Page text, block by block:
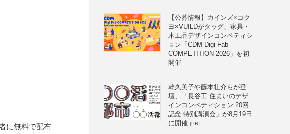
に無料で配布
【公募情報】カインズ×コク
ヨ×VUILDがタッグ、家具・
木工品デザインコンペティシ
ョン「CDM Digi Fab
COMPETITION 2026」を初
開催
乾久美子や藤本壮介らが登
壇、「長谷工 住まいのデザ
インコンペティション 20回
記念 特別講演会」が8月19日
に開催 [PR]